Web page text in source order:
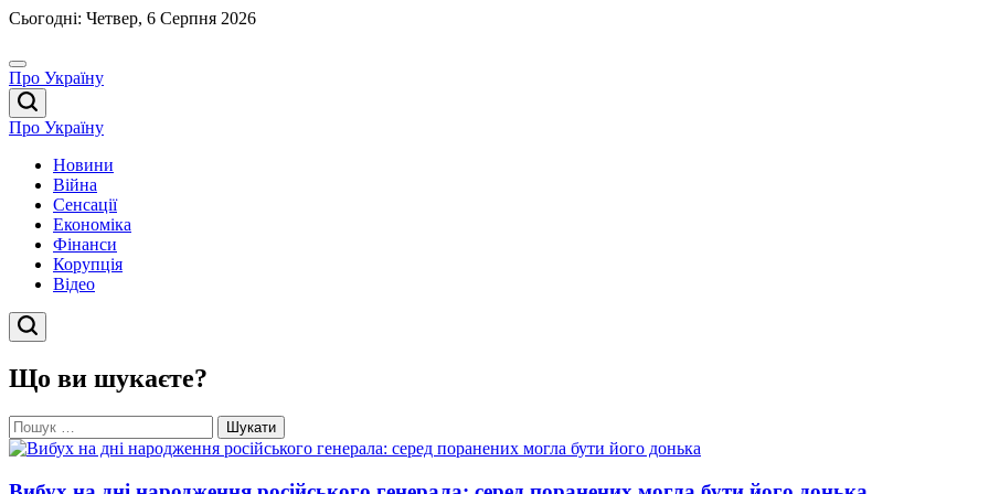
Перейти
вмісту
Сьогодні: Четвер, 6 Серпня 2026
Про Україну
Про Україну
Новини
Війна
Сенсації
Економіка
Фінанси
Корупція
Відео
Що ви шукаєте?
Пошук: